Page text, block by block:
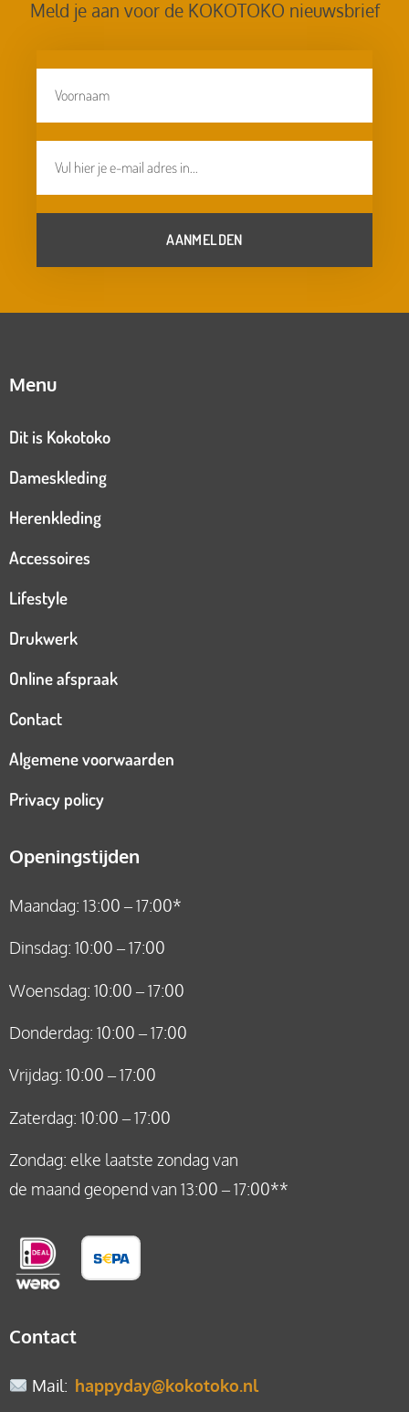
Meld je aan voor de KOKOTOKO nieuwsbrief
AANMELDEN
Menu
Dit is Kokotoko
Dameskleding
Herenkleding
Accessoires
Lifestyle
Drukwerk
Online afspraak
Contact
Algemene voorwaarden
Privacy policy
Openingstijden
Maandag: 13:00 – 17:00*
Dinsdag: 10:00 – 17:00
Woensdag: 10:00 – 17:00
Donderdag: 10:00 – 17:00
Vrijdag: 10:00 – 17:00
Zaterdag: 10:00 – 17:00
Zondag: elke laatste zondag van
de maand geopend van 13:00 – 17:00**
Contact
Mail: happyday@kokotoko.nl